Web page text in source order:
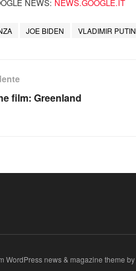
NEWS: NEWS.GOOGLE.IT
JOE BIDEN VLADIMIR PUTIN
film: Greenland
WordPress news & magazine theme by